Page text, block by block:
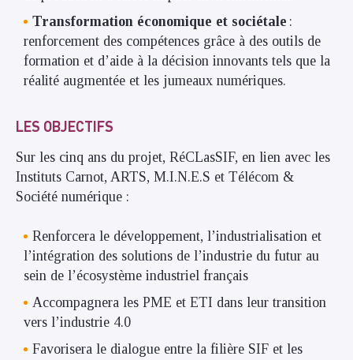
Transformation économique et sociétale :
renforcement des compétences grâce à des outils de
formation et d’aide à la décision innovants tels que la
réalité augmentée et les jumeaux numériques.
LES OBJECTIFS
Sur les cinq ans du projet, RéCLasSIF, en lien avec les
Instituts Carnot, ARTS, M.I.N.E.S et Télécom &
Société numérique :
Renforcera le développement, l’industrialisation et
l’intégration des solutions de l’industrie du futur au
sein de l’écosystème industriel français
Accompagnera les PME et ETI dans leur transition
vers l’industrie 4.0
Favorisera le dialogue entre la filière SIF et les